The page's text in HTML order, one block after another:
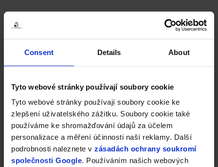
Consent Details About
Tyto webové stránky používají soubory cookie
Tyto webové stránky používají soubory cookie ke
zlepšení uživatelského zážitku. Soubory cookie také
používáme ke shromažďování údajů za účelem
personalizace a měření účinnosti naší reklamy. Další
podrobnosti naleznete v zásadách ochrany soukromí
společnosti Google. Používáním našich webových